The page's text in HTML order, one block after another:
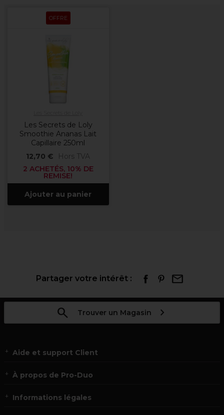
OFFRE
Les Secrets de Loly
Smoothie Ananas Lait
Capillaire 250ml
12,70 €
Hors TVA
2 ACHETÉS, 10% DE
REMISE!
Ajouter au panier
Partager votre intérêt :
Trouver un Magasin
Aide et support Client
À propos de Pro-Duo
Informations légales